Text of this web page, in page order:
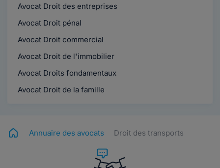
Avocat Droit des entreprises
Avocat Droit pénal
Avocat Droit commercial
Avocat Droit de l'immobilier
Avocat Droits fondamentaux
Avocat Droit de la famille
Annuaire des avocats Droit des transports